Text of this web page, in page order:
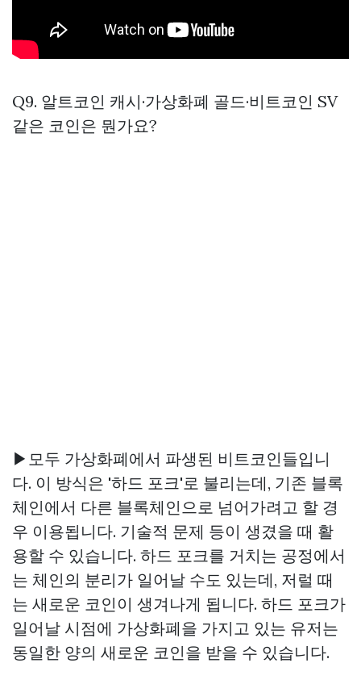
Q9. 알트코인 캐시·가상화폐 골드·비트코인 SV
같은 코인은 뭔가요?
▶모두 가상화폐에서 파생된 비트코인들입니
다. 이 방식은 '하드 포크'로 불리는데, 기존 블록
체인에서 다른 블록체인으로 넘어가려고 할 경
우 이용됩니다. 기술적 문제 등이 생겼을 때 활
용할 수 있습니다. 하드 포크를 거치는 공정에서
는 체인의 분리가 일어날 수도 있는데, 저럴 때
는 새로운 코인이 생겨나게 됩니다. 하드 포크가
일어날 시점에 가상화폐을 가지고 있는 유저는
동일한 양의 새로운 코인을 받을 수 있습니다.